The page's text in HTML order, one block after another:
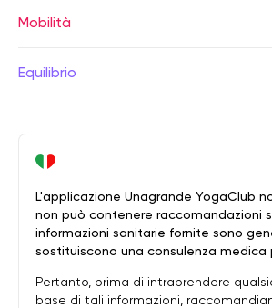
Mobilità
Equilibrio
L'applicazione Unagrande YogaClub
non può contenere raccomandazioni
informazioni sanitarie fornite sono
sostituiscono una consulenza medica
Pertanto, prima di intraprendere
base di tali informazioni,